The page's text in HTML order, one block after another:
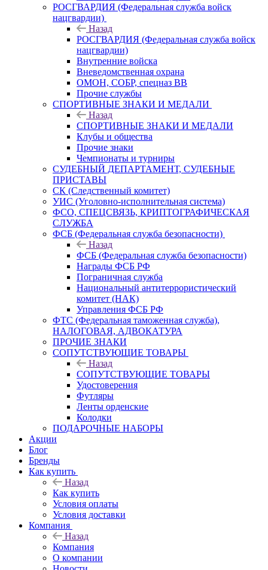
РОСГВАРДИЯ (Федеральная служба войск
нацгвардии)
Назад
РОСГВАРДИЯ (Федеральная служба войск
нацгвардии)
Внутренние войска
Вневедомственная охрана
ОМОН, СОБР, спецназ ВВ
Прочие службы
СПОРТИВНЫЕ ЗНАКИ И МЕДАЛИ
Назад
СПОРТИВНЫЕ ЗНАКИ И МЕДАЛИ
Клубы и общества
Прочие знаки
Чемпионаты и турниры
СУДЕБНЫЙ ДЕПАРТАМЕНТ, СУДЕБНЫЕ
ПРИСТАВЫ
СК (Следственный комитет)
УИС (Уголовно-исполнительная система)
ФСО, СПЕЦСВЯЗЬ, КРИПТОГРАФИЧЕСКАЯ
СЛУЖБА
ФСБ (Федеральная служба безопасности)
Назад
ФСБ (Федеральная служба безопасности)
Награды ФСБ РФ
Пограничная служба
Национальный антитеррористический
комитет (НАК)
Управления ФСБ РФ
ФТС (Федеральная таможенная служба),
НАЛОГОВАЯ, АДВОКАТУРА
ПРОЧИЕ ЗНАКИ
СОПУТСТВУЮЩИЕ ТОВАРЫ
Назад
СОПУТСТВУЮЩИЕ ТОВАРЫ
Удостоверения
Футляры
Ленты орденские
Колодки
ПОДАРОЧНЫЕ НАБОРЫ
Акции
Блог
Бренды
Как купить
Назад
Как купить
Условия оплаты
Условия доставки
Компания
Назад
Компания
О компании